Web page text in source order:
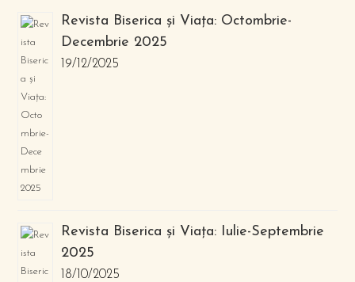
Revista Biserica și Viața: Octombrie-
Decembrie 2025
19/12/2025
Revista Biserica și Viața: Iulie-Septembrie
2025
18/10/2025